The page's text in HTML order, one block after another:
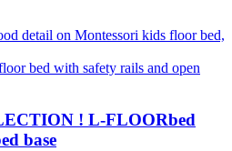
! L-FLOORbed
base